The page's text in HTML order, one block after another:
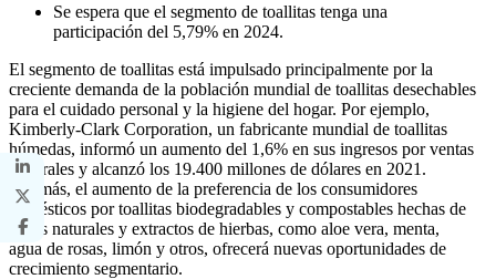
Se espera que el segmento de toallitas tenga una
participación del 5,79% en 2024.
El segmento de toallitas está impulsado principalmente por la
creciente demanda de la población mundial de toallitas desechables
para el cuidado personal y la higiene del hogar. Por ejemplo,
Kimberly-Clark Corporation, un fabricante mundial de toallitas
húmedas, informó un aumento del 1,6% en sus ingresos por ventas
generales y alcanzó los 19.400 millones de dólares en 2021.
Además, el aumento de la preferencia de los consumidores
domésticos por toallitas biodegradables y compostables hechas de
fibras naturales y extractos de hierbas, como aloe vera, menta,
agua de rosas, limón y otros, ofrecerá nuevas oportunidades de
crecimiento segmentario.